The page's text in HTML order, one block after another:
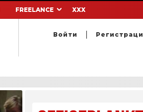
Войти
FREELANCE XXX